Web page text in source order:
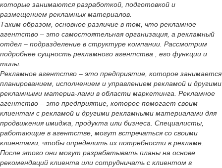
которые занимаются разработкой, подготовкой и
размещением рекламных материалов.
Таким образом, основное различие в том, что рекламное
агентство – это самостоятельная организация, а рекламный
отдел – подразделение в структуре компании. Рассмотрим
подробнее сущность рекламного агентства , его функции и
типы.
Рекламное агентство – это предприятие, которое занимается
планированием, исполнением и управлением рекламой и другими
рекламными материа-лами в области маркетинга. Рекламное
агентство – это предприятие, которое помогает своим
клиентам с рекламой и другими рекламными материалами для
продвижения имиджа, продукта или бизнеса. Специалисты,
работающие в агентстве, могут встречаться со своими
клиентами, чтобы определить их потребности в рекламе.
После этого они могут разрабатывать планы на основе
рекомендаций клиента или сотрудничать с клиентом в